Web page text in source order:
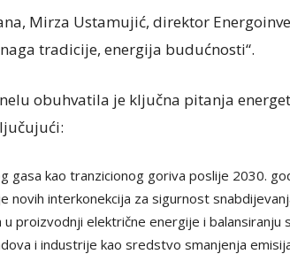
Mirza Ustamujić, direktor
tradicije, energija budućnosti“.
obuhvatila je ključna pitanja
gasa kao tranzicionog goriva poslije 2030.
novih interkonekcija za sigurnost
u proizvodnji električne energije i balansiranju
i industrije kao sredstvo smanjenja